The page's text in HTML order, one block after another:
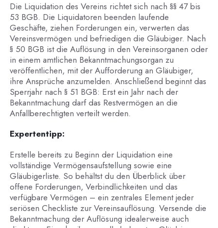
Die Liquidation des Vereins richtet sich nach §§ 47 bis
53 BGB. Die Liquidatoren beenden laufende
Geschäfte, ziehen Forderungen ein, verwerten das
Vereinsvermögen und befriedigen die Gläubiger. Nach
§ 50 BGB ist die Auflösung in den Vereinsorganen oder
in einem amtlichen Bekanntmachungsorgan zu
veröffentlichen, mit der Aufforderung an Gläubiger,
ihre Ansprüche anzumelden. Anschließend beginnt das
Sperrjahr nach § 51 BGB: Erst ein Jahr nach der
Bekanntmachung darf das Restvermögen an die
Anfallberechtigten verteilt werden.
Expertentipp:
Erstelle bereits zu Beginn der Liquidation eine
vollständige Vermögensaufstellung sowie eine
Gläubigerliste. So behältst du den Überblick über
offene Forderungen, Verbindlichkeiten und das
verfügbare Vermögen – ein zentrales Element jeder
seriösen Checkliste zur Vereinsauflösung. Versende die
Bekanntmachung der Auflösung idealerweise auch